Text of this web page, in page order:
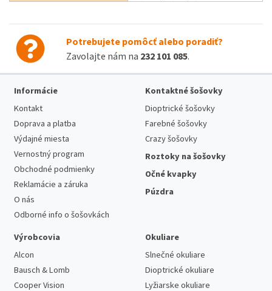
Potrebujete pomôcť alebo poradiť?
Zavolajte nám na 232 101 085.
Informácie
Kontakt
Doprava a platba
Výdajné miesta
Vernostný program
Obchodné podmienky
Reklamácie a záruka
O nás
Odborné info o šošovkách
Kontaktné šošovky
Dioptrické šošovky
Farebné šošovky
Crazy šošovky
Roztoky na šošovky
Očné kvapky
Púzdra
Výrobcovia
Alcon
Bausch & Lomb
Cooper Vision
Okuliare
Slnečné okuliare
Dioptrické okuliare
Lyžiarske okuliare